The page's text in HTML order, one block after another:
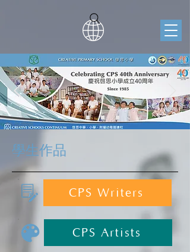
學生作品
CPS Writers
CPS Artists